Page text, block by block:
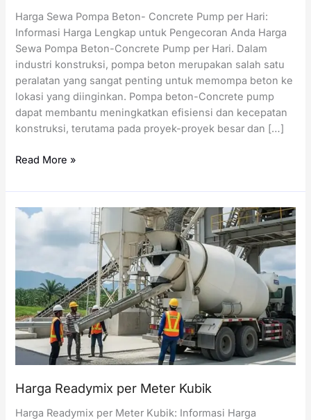
Harga Sewa Pompa Beton- Concrete Pump per Hari:
Informasi Harga Lengkap untuk Pengecoran Anda Harga
Sewa Pompa Beton-Concrete Pump per Hari. Dalam
industri konstruksi, pompa beton merupakan salah satu
peralatan yang sangat penting untuk memompa beton ke
lokasi yang diinginkan. Pompa beton-Concrete pump
dapat membantu meningkatkan efisiensi dan kecepatan
konstruksi, terutama pada proyek-proyek besar dan […]
Harga
Pompa
Beton
Hari
Read More »
Harga Readymix per Meter Kubik
Harga Readymix per Meter Kubik: Informasi Harga